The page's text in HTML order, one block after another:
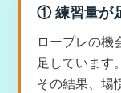
① 練習量が
ロープレの機
足しています。
その結果、場